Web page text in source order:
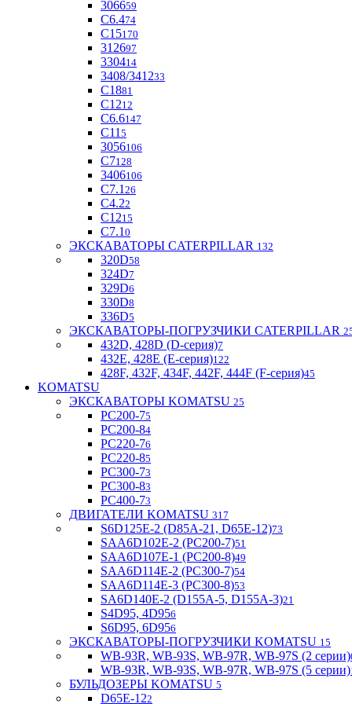
306659
С6.474
С15170
312697
330414
3408/341233
С1881
C1212
С6.6147
C11 5
3056106
С7128
3406106
C7.1 26
C4.22
С1215
С7.1 0
ЭКСКАВАТОРЫ CATERPILLAR 132
320D58
324D7
329D6
330D8
336D5
ЭКСКАВАТОРЫ-ПОГРУЗЧИКИ CATERPILLAR
432D, 428D (D-серия)7
432E, 428E (E-серия)122
428F, 432F, 434F, 442F, 444F (F-серия)45
KOMATSU
ЭКСКАВАТОРЫ KOMATSU 25
PC200-75
PC200-84
PC220-76
PC220-85
PC300-73
PC300-83
PC400-73
ДВИГАТЕЛИ KOMATSU 317
S6D125E-2 (D85A-21, D65E-12)73
SAA6D102E-2 (PC200-7)51
SAA6D107E-1 (PC200-8)49
SAA6D114E-2 (PC300-7)54
SAA6D114E-3 (PC300-8)53
SA6D140E-2 (D155A-5, D155A-3)21
S4D95, 4D956
S6D95, 6D956
ЭКСКАВАТОРЫ-ПОГРУЗЧИКИ KOMATSU 15
WB-93R, WB-93S, WB-97R, WB-97S (2 серии)
WB-93R, WB-93S, WB-97R, WB-97S (5 серии)
БУЛЬДОЗЕРЫ KOMATSU 5
D65E-122